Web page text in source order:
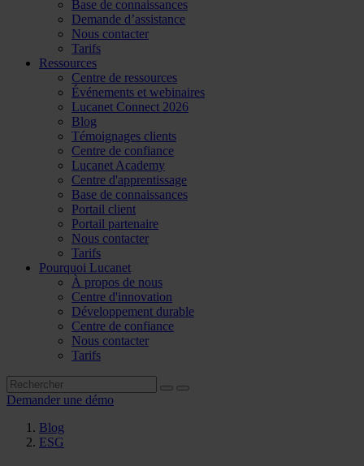
Base de connaissances
Demande d’assistance
Nous contacter
Tarifs
Ressources
Centre de ressources
Événements et webinaires
Lucanet Connect 2026
Blog
Témoignages clients
Centre de confiance
Lucanet Academy
Centre d'apprentissage
Base de connaissances
Portail client
Portail partenaire
Nous contacter
Tarifs
Pourquoi Lucanet
À propos de nous
Centre d'innovation
Développement durable
Centre de confiance
Nous contacter
Tarifs
Demander une démo
Blog
ESG